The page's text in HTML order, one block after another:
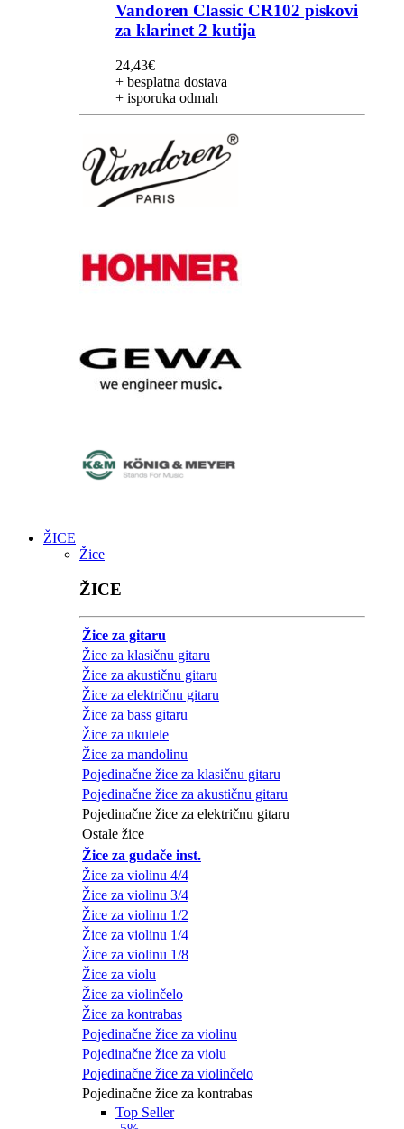
Vandoren Classic CR102 piskovi
za klarinet 2 kutija
24,43€
+ besplatna dostava
+ isporuka odmah
ŽICE
Žice
ŽICE
Žice za gitaru
Žice za klasičnu gitaru
Žice za akustičnu gitaru
Žice za električnu gitaru
Žice za bass gitaru
Žice za ukulele
Žice za mandolinu
Pojedinačne žice za klasičnu gitaru
Pojedinačne žice za akustičnu gitaru
Pojedinačne žice za električnu gitaru
Ostale žice
Žice za gudače inst.
Žice za violinu 4/4
Žice za violinu 3/4
Žice za violinu 1/2
Žice za violinu 1/4
Žice za violinu 1/8
Žice za violu
Žice za violinčelo
Žice za kontrabas
Pojedinačne žice za violinu
Pojedinačne žice za violu
Pojedinačne žice za violinčelo
Pojedinačne žice za kontrabas
Top Seller